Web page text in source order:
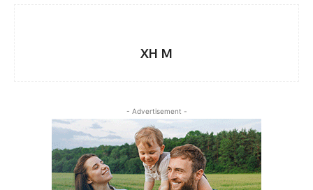
XH M
- Advertisement -